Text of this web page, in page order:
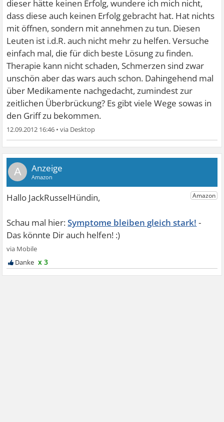
dieser hätte keinen Erfolg, wundere ich mich nicht,
dass diese auch keinen Erfolg gebracht hat. Hat nichts
mit öffnen, sondern mit annehmen zu tun. Diesen
Leuten ist i.d.R. auch nicht mehr zu helfen. Versuche
einfach mal, die für dich beste Lösung zu finden.
Therapie kann nicht schaden, Schmerzen sind zwar
unschön aber das wars auch schon. Dahingehend mal
über Medikamente nachgedacht, zumindest zur
zeitlichen Überbrückung? Es gibt viele Wege sowas in
den Griff zu bekommen.
12.09.2012 16:46 •
A
Symptome bleiben gleich stark!
x 3